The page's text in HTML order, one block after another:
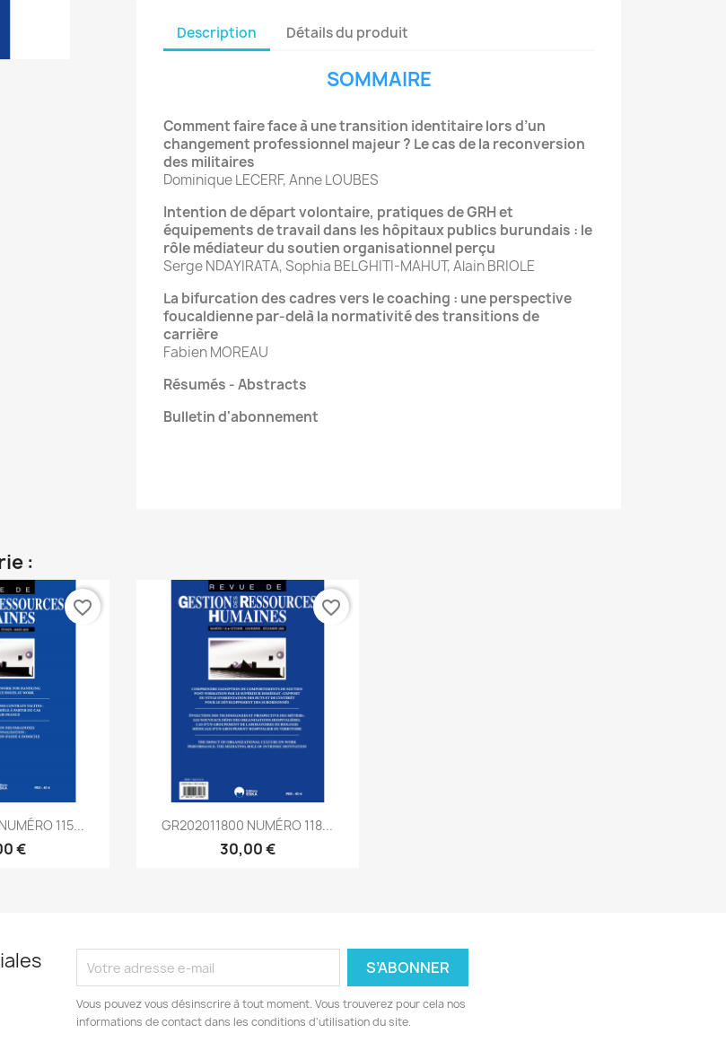
Description Détails du produit
SOMMAIRE
Comment faire face à une transition identitaire lors d’un
changement professionnel majeur ? Le cas de la reconversion
des militaires
Dominique LECERF, Anne LOUBES
Intention de départ volontaire, pratiques de GRH et
équipements de travail dans les hôpitauxpublics burundais : le
rôle médiateur du soutien organisationnel perçu
Serge NDAYIRATA, Sophia BELGHITI-MAHUT, Alain BRIOLE
La bifurcation des cadres vers le coaching : une perspective
foucaldienne par-delà la normativité des transitions de
carrière
Fabien MOREAU
Résumés - Abstracts
Bulletin d'abonnement
:
rapide115...
€
favorite_border
Aperçu rapide
GR202011800 NUMÉRO 118...
30,00 €
favorite_border
Vous pouvez vous désinscrire à tout moment. Vous trouverez pour cela nos
informations de contact dans les conditions d'utilisation du site.